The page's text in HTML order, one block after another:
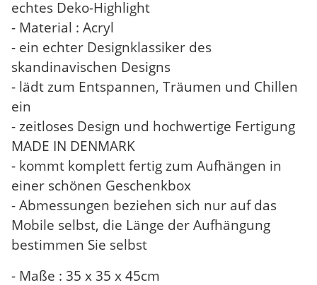
echtes Deko-Highlight
- Material : Acryl
- ein echter Designklassiker des
skandinavischen Designs
- lädt zum Entspannen, Träumen und Chillen
ein
- zeitloses Design und hochwertige Fertigung
MADE IN DENMARK
- kommt komplett fertig zum Aufhängen in
einer schönen Geschenkbox
- Abmessungen beziehen sich nur auf das
Mobile selbst, die Länge der Aufhängung
bestimmen Sie selbst
- Maße : 35 x 35 x 45cm